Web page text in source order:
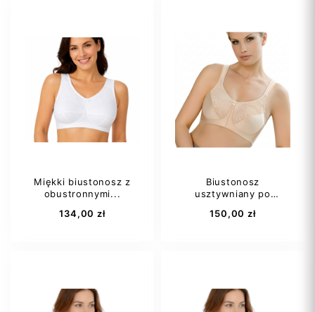
80B
80C
80D
80E
85B
+16
Dodaj do koszyka
85B
85C
85D
90C
90D
+14
Dodaj do koszyka
Miękki biustonosz z
obustronnymi...
134,00 zł
Biustonosz
usztywniany po
150,00 zł